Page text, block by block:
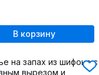
В корзину